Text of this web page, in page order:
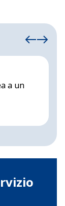
a un